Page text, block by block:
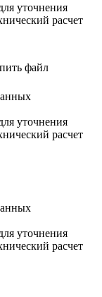
уточнения
расчет
файл
уточнения
расчет
уточнения
расчет